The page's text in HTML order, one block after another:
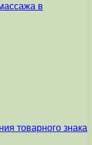
в
товарного знака